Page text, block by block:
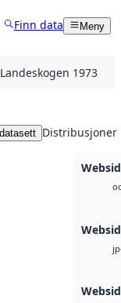
Finn data Meny
1973
Distribusjoner